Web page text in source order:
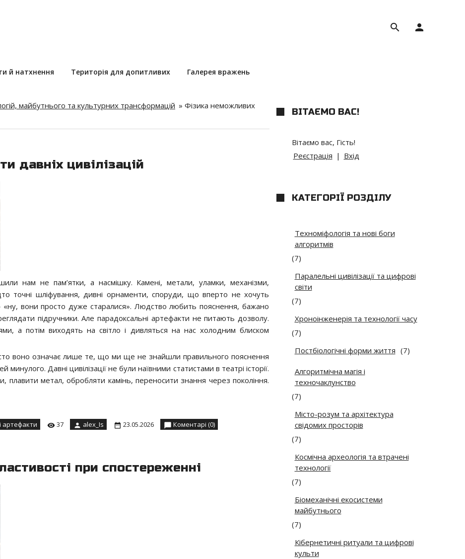
person
search
й натхнення Територія для допитливих Галерея вражень
майбутнього та культурних трансформацій » Фізика неможливих
давніх цивілізацій
нам не пам’ятки, а насмішку. Камені, метали, уламки, механізми,
точні шліфування, дивні орнаменти, споруди, що вперто не хочуть
«ну, вони просто дуже старалися». Людство любить пояснення, бажано
підручники. Але парадоксальні артефакти не питають дозволу.
а потім виходять на світло і дивляться на нас холодним блиском
воно означає лише те, що ми ще не знайшли правильного пояснення
Давні цивілізації не були наївними статистами в театрі історії.
плавити метал, обробляти камінь, переносити знання через покоління.
артефакти 37 alex_Is 23.05.2026 Коментарі (0)
при спостереженні
ВІТАЄМО ВАС!
Вітаємо вас, Гість!
Реєстрація | Вхід
КАТЕГОРІЇ РОЗДІЛУ
Техноміфологія та нові боги
алгоритмів
(7)
Паралельні цивілізації та цифрові
світи
(7)
Хроноінженерія та технології часу
(7)
Постбіологічні форми життя (7)
Алгоритмічна магія і
техночаклунство
(7)
Місто-розум та архітектура
свідомих просторів
(7)
Космічна археологія та втрачені
технології
(7)
Біомеханічні екосистеми
майбутнього
(7)
Кібернетичні ритуали та цифрові
культи